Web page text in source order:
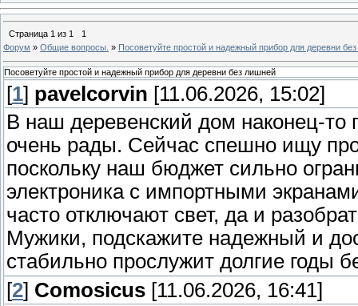
Страница 1 из 1
1
Форум » Общие вопросы. » Посоветуйте простой и надежный прибор для деревни
Посоветуйте простой и надежный прибор для деревни без лишней
[1] pavelcorvin [11.06.2026, 15:02]
В наш деревенский дом наконец-то
очень рады. Сейчас спешно ищу
поскольку наш бюджет сильно
электроника с импортными
часто отключают свет, да и
Мужики, подскажите надежный и
стабильно прослужит долгие годы
[2] Comosicus [11.06.2026, 16:41]